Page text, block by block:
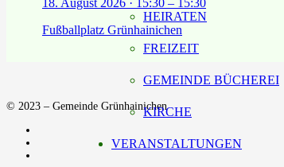
HEIRATEN
FREIZEIT
GEMEINDE BÜCHEREI
KIRCHE
VERANSTALTUNGEN
18. August 2026 · 15:30 – 15:30
Fußballplatz Grünhainichen
© 2023 – Gemeinde Grünhainichen